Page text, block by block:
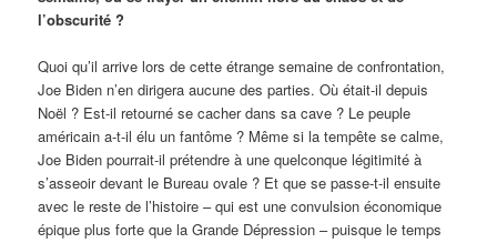
l’obscurité ?
Quoi qu’il arrive lors de cette étrange semaine de confrontation,
Joe Biden n’en dirigera aucune des parties. Où était-il depuis
Noël ? Est-il retourné se cacher dans sa cave ? Le peuple
américain a-t-il élu un fantôme ? Même si la tempête se calme,
Joe Biden pourrait-il prétendre à une quelconque légitimité à
s’asseoir devant le Bureau ovale ? Et que se passe-t-il ensuite
avec le reste de l’histoire – qui est une convulsion économique
épique plus forte que la Grande Dépression – puisque le temps